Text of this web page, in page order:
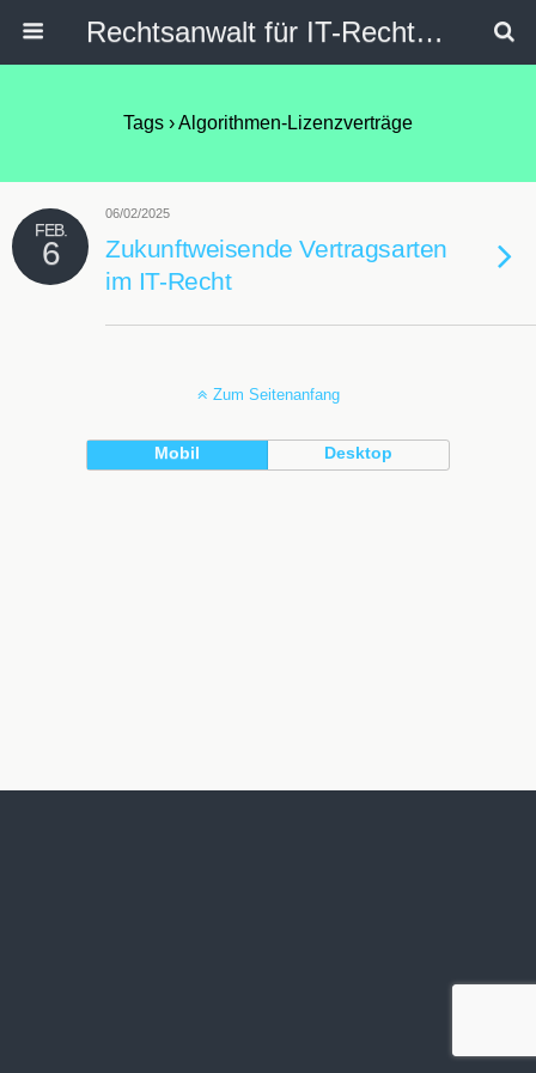
Rechtsanwalt für IT-Recht, Internetrecht, Datenschutz & Social Media
Tags › Algorithmen-Lizenzverträge
FEB.
6
06/02/2025
Zukunftweisende Vertragsarten
im IT-Recht
Zum Seitenanfang
Mobil Desktop